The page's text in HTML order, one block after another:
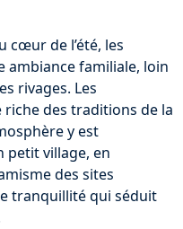
cœur de l’été, les
ambiance familiale, loin
rivages. Les
des traditions de la
y est
petit village, en
des sites
tranquillité qui séduit